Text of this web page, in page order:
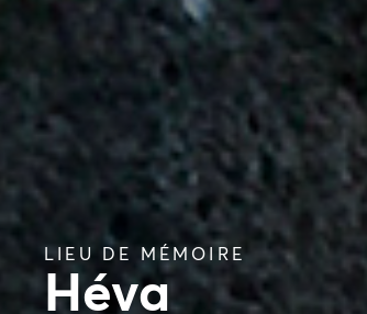
LIEU DE MÉMOIRE
Héva